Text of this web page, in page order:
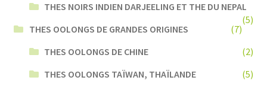
THES NOIRS INDIEN DARJEELING ET THE DU NEPAL
(5)
THES OOLONGS DE GRANDES ORIGINES
(7)
THES OOLONGS DE CHINE
(2)
THES OOLONGS TAÏWAN, THAÏLANDE
(5)